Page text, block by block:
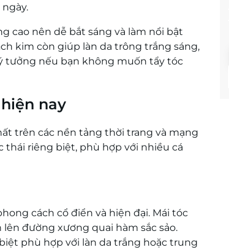
cao nên dễ bắt sáng và làm nổi bật
kim còn giúp làn da trông trắng sáng,
tưởng nếu bạn không muốn tẩy tóc
nay
trên các nền tảng thời trang và mạng
thái riêng biệt, phù hợp với nhiều cá
cách cổ điển và hiện đại. Mái tóc
đường xương quai hàm sắc sảo.
phù hợp với làn da trắng hoặc trung